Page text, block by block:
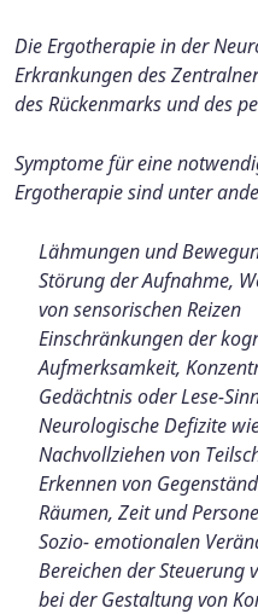
Die Ergotherapie in der
Erkrankungen des
des Rückenmarks und des
Symptome für eine
Ergotherapie sind unter
Lähmungen und
Störung der Aufnahme,
von sensorischen Reizen
Einschränkungen der
Aufmerksamkeit,
Gedächtnis oder Lese-
Neurologische Defizite
Nachvollziehen von
Erkennen von
Räumen, Zeit und
Sozio- emotionalen
Bereichen der Steuerung
bei der Gestaltung von